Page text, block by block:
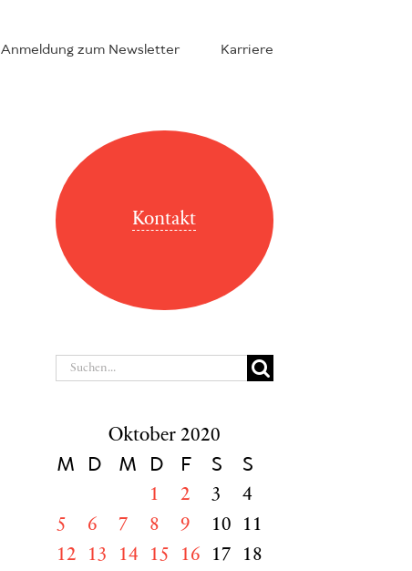
Anmeldung zum Newsletter Karriere
Kontakt
Suche
Oktober 2020
M D M D F S S
1 2 3
4
5
6 7 8 9 10
11
12
13 14 15 16 17
18